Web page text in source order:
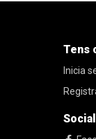
Tens
Inicia
Social